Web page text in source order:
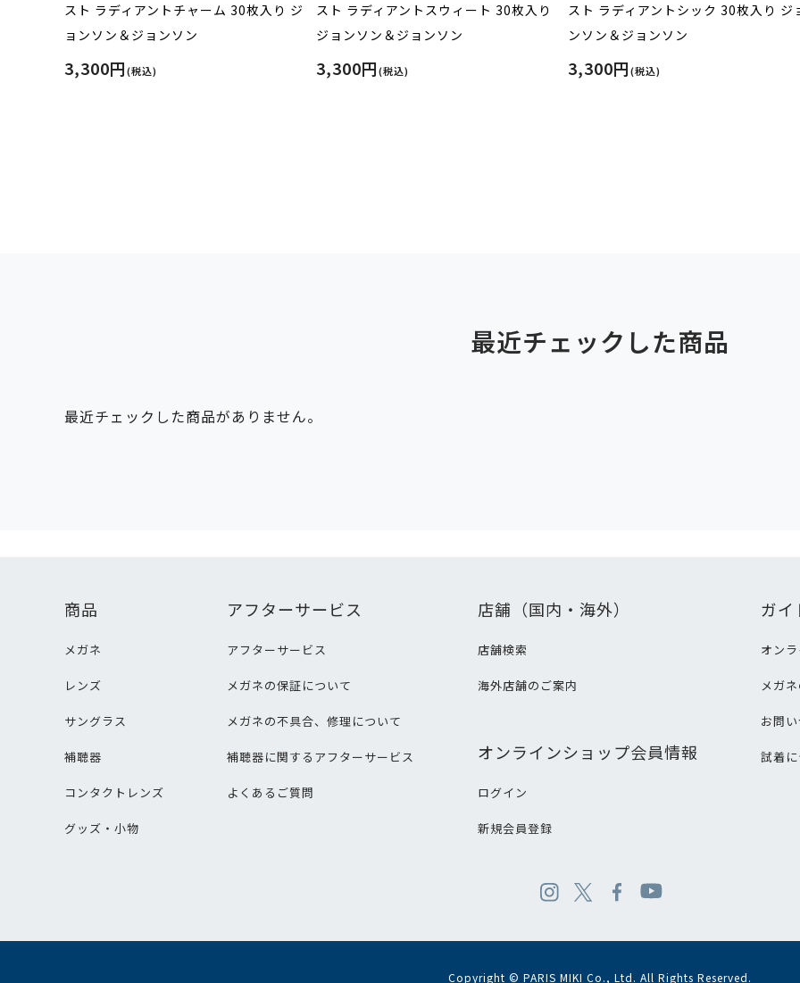
スト ラディアントチャーム 30枚入り ジ
ョンソン＆ジョンソン
3,300円(税込)
スト ラディアントスウィート 30枚入り
ジョンソン＆ジョンソン
3,300円(税込)
スト ラディアントシック 30枚入り ジ
ンソン＆ジョンソン
3,300円(税込)
最近チェックした商品
最近チェックした商品がありません。
商品
メガネ
レンズ
サングラス
補聴器
コンタクトレンズ
グッズ・小物
アフターサービス
アフターサービス
メガネの保証について
メガネの不具合、修理について
補聴器に関するアフターサービス
よくあるご質問
店舗（国内・海外）
店舗検索
海外店舗のご案内
オンラインショップ会員情報
ログイン
新規会員登録
ガイ
オン
メガ
お問
試着
Copyright © PARIS MIKI Co., Ltd. All Rights Reserved.